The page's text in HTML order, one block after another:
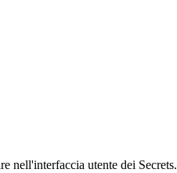
nell'interfaccia utente dei Secrets.